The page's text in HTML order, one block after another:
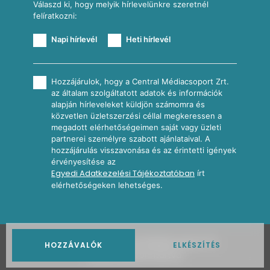
HOZZÁVALÓK ELKÉSZÍTÉS
Válaszd ki, hogy melyik hírlevelünkre szeretnél
felíratkozni:
Napi hírlevél Heti hírlevél
Hozzájárulok, hogy a Central Médiacsoport Zrt.
az általam szolgáltatott adatok és információk
alapján hírleveleket küldjön számomra és
közvetlen üzletszerzési céllal megkeressen a
megadott elérhetőségeimen saját vagy üzleti
partnerei személyre szabott ajánlataival. A
hozzájárulás visszavonása és az érintetti igények
érvényesítése az
Egyedi Adatkezelési Tájékoztatóban írt
elérhetőségeken lehetséges.
2026Nosalty · Central Médiacsoport Zrt.